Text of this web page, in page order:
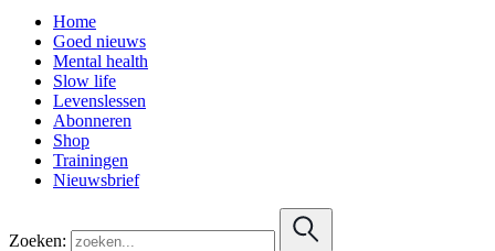
Home
Goed nieuws
Mental health
Slow life
Levenslessen
Abonneren
Shop
Trainingen
Nieuwsbrief
Zoeken: